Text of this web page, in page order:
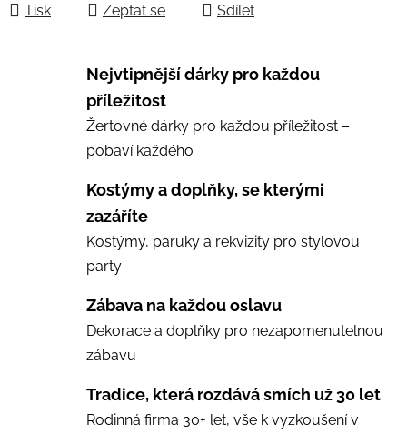
Tisk Zeptat se Sdílet
Nejvtipnější dárky pro každou
příležitost
Žertovné dárky pro každou příležitost –
pobaví každého
Kostýmy a doplňky, se kterými
zazáříte
Kostýmy, paruky a rekvizity pro stylovou
party
Zábava na každou oslavu
Dekorace a doplňky pro nezapomenutelnou
zábavu
Tradice, která rozdává smích už 30 let
Rodinná firma 30+ let, vše k vyzkoušení v